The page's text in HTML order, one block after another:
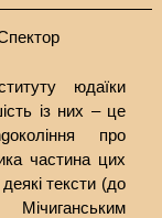
юдаїки
із них – це
про
частина цих
тексти (до